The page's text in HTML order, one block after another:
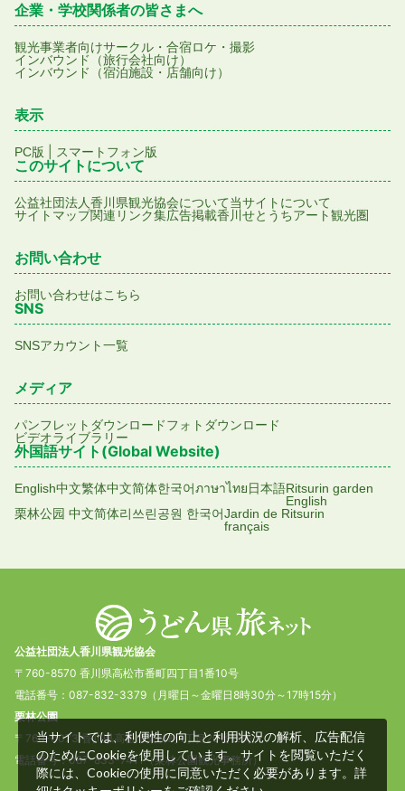
企業・学校関係者の皆さまへ
観光事業者向けサークル・合宿ロケ・撮影
インバウンド（旅行会社向け）
インバウンド（宿泊施設・店舗向け）
表示
PC版 スマートフォン版
このサイトについて
公益社団法人香川県観光協会について当サイトについて
サイトマップ関連リンク集広告掲載香川せとうちアート観光圏
お問い合わせ
お問い合わせはこちら
SNS
SNSアカウント一覧
メディア
パンフレットダウンロードフォトダウンロード
ビデオライブラリー
外国語サイト(Global Website)
English中文繁体中文简体한국어ภาษาไทย日本語Ritsurin garden
English
栗林公园 中文简体리쓰린공원 한국어Jardin de Ritsurin
français
公益社団法人香川県観光協会
〒760-8570 香川県高松市番町四丁目1番10号
電話番号：087-832-3379（月曜日～金曜日8時30分～17時15分）
栗林公園
〒760-0073 香川県高松市栗林町1丁目20番16号
電話番号：087-833-7411（栗林公園観光事務所）
当サイトでは、利便性の向上と利用状況の解析、広告配信
のためにCookieを使用しています。サイトを閲覧いただく
際には、Cookieの使用に同意いただく必要があります。詳